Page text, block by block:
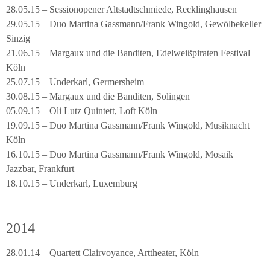
28.05.15 – Sessionopener Altstadtschmiede, Recklinghausen
29.05.15 – Duo Martina Gassmann/Frank Wingold, Gewölbekeller
Sinzig
21.06.15 – Margaux und die Banditen, Edelweißpiraten Festival
Köln
25.07.15 – Underkarl, Germersheim
30.08.15 – Margaux und die Banditen, Solingen
05.09.15 – Oli Lutz Quintett, Loft Köln
19.09.15 – Duo Martina Gassmann/Frank Wingold, Musiknacht
Köln
16.10.15 – Duo Martina Gassmann/Frank Wingold, Mosaik
Jazzbar, Frankfurt
18.10.15 – Underkarl, Luxemburg
2014
28.01.14 – Quartett Clairvoyance, Arttheater, Köln